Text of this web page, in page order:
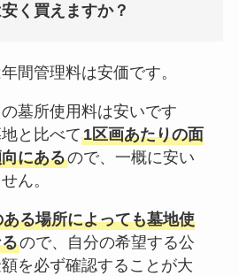
く買えますか？
間管理料は安価です。
墓所使用料は安いです
と比べて1区画あたりの面
にあるので、一概に安い
ん。
る場所によっても墓地使
ので、自分の希望する公
を必ず確認することが大